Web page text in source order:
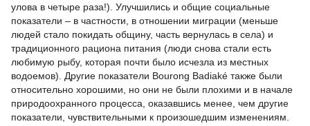
улова в четыре раза!). Улучшились и общие социальные
показатели – в частности, в отношении миграции (меньше
людей стало покидать общину, часть вернулась в села) и
традиционного рациона питания (люди снова стали есть
любимую рыбу, которая почти было исчезла из местных
водоемов). Другие показатели Bourong Badiaké также были
относительно хорошими, но они не были плохими и в начале
природоохранного процесса, оказавшись менее, чем другие
показатели, чувствительными к произошедшим изменениям.